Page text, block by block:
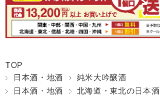
TOP
日本酒・地酒
純米大吟醸酒
日本酒・地酒
北海道・東北の日本酒